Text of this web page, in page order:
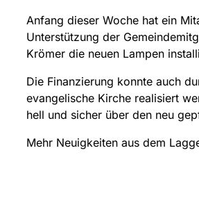
Anfang dieser Woche hat ein
Unterstützung der
Krömer die neuen Lampen
Die Finanzierung konnte auch
evangelische Kirche realisiert
hell und sicher über den neu
Mehr Neuigkeiten aus dem